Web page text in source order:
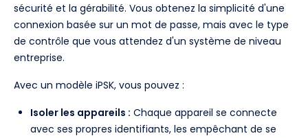
sécurité et la gérabilité. Vous obtenez la simplicité d'une
connexion basée sur un mot de passe, mais avec le type
de contrôle que vous attendez d'un système de niveau
entreprise.
Avec un modèle iPSK, vous pouvez :
Isoler les appareils : Chaque appareil se connecte
avec ses propres identifiants, les empêchant de se